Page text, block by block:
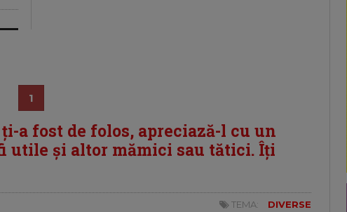
1
a fost de folos, apreciază-l cu un
utile și altor mămici sau tătici. Îți
TEMA: DIVERSE